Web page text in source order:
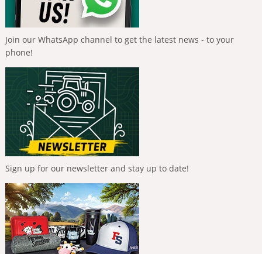
Join our WhatsApp channel to get the latest news - to your
phone!
Sign up for our newsletter and stay up to date!